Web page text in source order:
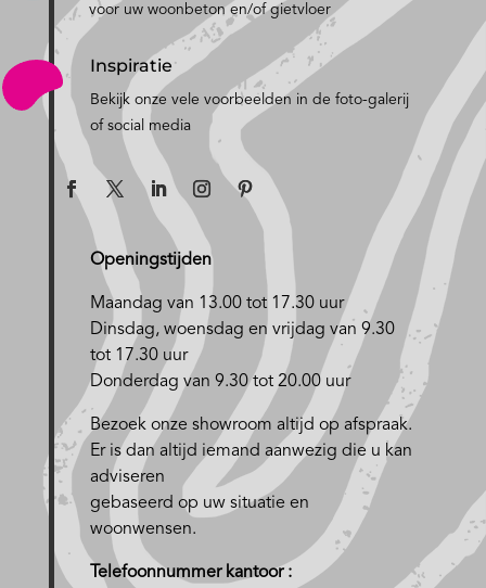
voor uw woonbeton en/of gietvloer
Inspiratie
Bekijk onze vele voorbeelden in de foto-galerij
of social media
Openingstijden
Maandag van 13.00 tot 17.30 uur
Dinsdag, woensdag en vrijdag van 9.30
tot 17.30 uur
Donderdag van 9.30 tot 20.00 uur
Bezoek onze showroom altijd op afspraak.
Er is dan altijd iemand aanwezig die u kan
adviseren
gebaseerd op uw situatie en
woonwensen.
Telefoonnummer kantoor :